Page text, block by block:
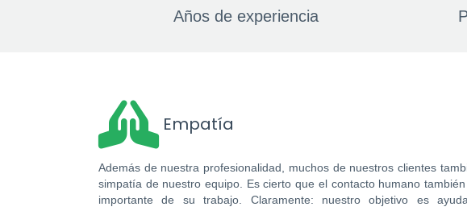
Años de experiencia
Empatía
Además de nuestra profesionalidad, muchos de nuestros clientes
simpatía de nuestro equipo. Es cierto que el contacto humano
importante de su trabajo. Claramente: nuestro objetivo es